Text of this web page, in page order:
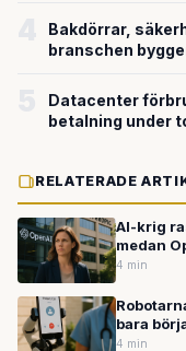
Bakdörrar,
branschen
Datacenter
betalning under
RELATERADE
AI-krig
medan
4 min
bara
4 min